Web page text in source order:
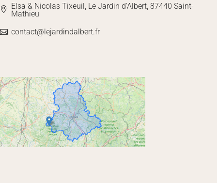
Elsa & Nicolas Tixeuil, Le Jardin d'Albert, 87440 Saint-
Mathieu
contact@lejardindalbert.fr